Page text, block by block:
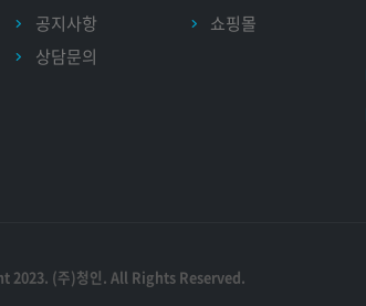
공지사항
상담문의
쇼핑몰
2023. (주)청인. All Rights Reserved.